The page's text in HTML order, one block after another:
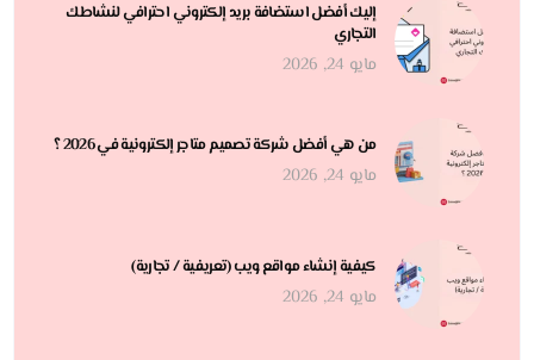
إليك أفضل استضافة بريد إلكتروني احترافي لنشاطك
التجاري
مايو 24, 2026
من هي أفضل شركة تصميم متاجر إلكترونية في 2026 ؟
مايو 24, 2026
كيفية إنشاء مواقع ويب (تعريفية / تجارية)
مايو 24, 2026